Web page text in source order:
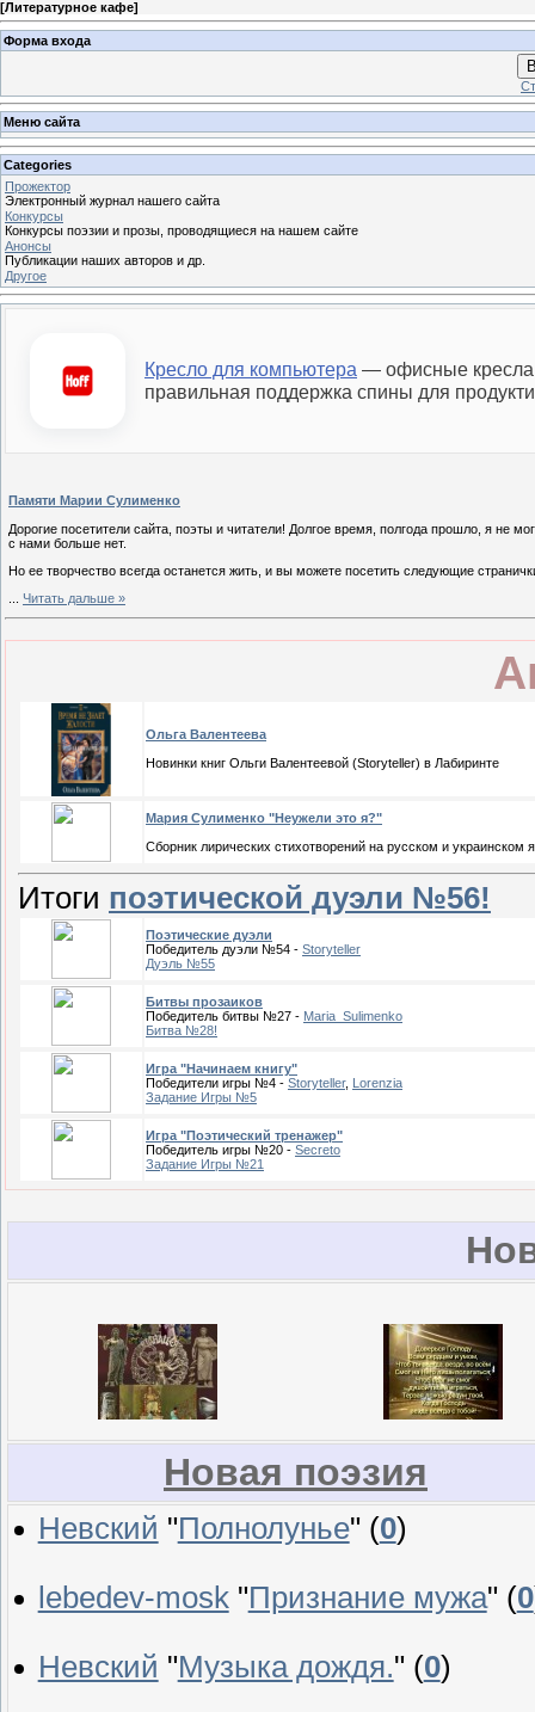
[Литературное кафе]
Форма входа
Меню сайта
Categories
Прожектор
Электронный журнал нашего сайта
Конкурсы
Конкурсы поэзии и прозы, проводящиеся на нашем сайте
Анонсы
Публикации наших авторов и др.
Другое
Кресло для компьютера — офисные
правильная поддержка спины для
Памяти Марии Сулименко
Дорогие посетители сайта, поэты и читатели! Долгое время, полгода прошло, я не
с нами больше нет.
Но ее творчество всегда останется жить, и вы можете посетить следующие
Читать дальше »
Ольга Валентеева
Новинки книг Ольги Валентеевой (Storyteller) в Лабиринте
Мария Сулименко "Неужели это я?"
Сборник лирических стихотворений на русском и украинском
Итоги поэтической дуэли №56!
Поэтические дуэли
Победитель дуэли №54 - Storyteller
Дуэль №55
Битвы прозаиков
Победитель битвы №27 - Maria_Sulimenko
Битва №28!
Игра "Начинаем книгу"
Победители игры №4 - Storyteller, Lorenzia
Задание Игры №5
Игра "Поэтический тренажер"
Победитель игры №20 - Secreto
Задание Игры №21
Новая поэзия
Невский "Полнолунье" (0)
lebedev-mosk"Признание мужа" (0
Невский "Музыка дождя." (0)